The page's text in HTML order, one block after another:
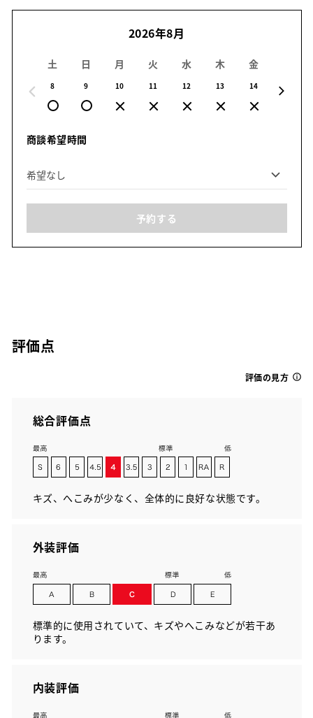
2026年8月
土
8
日
9
月
10
火
11
水
12
木
13
金
14
商談希望時間
予約する
評価点
評価の見方
総合評価点
キズ、へこみが少なく、全体的に良好な状態です。
外装評価
標準的に使用されていて、キズやへこみなどが若干あ
ります。
内装評価